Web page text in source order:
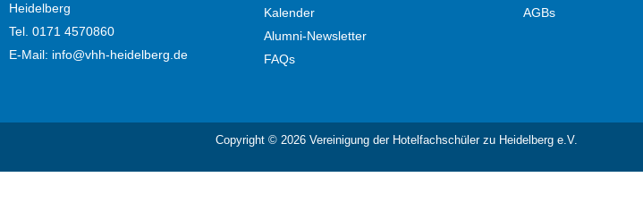
Heidelberg
Tel. 0171 4570860
E-Mail: info@vhh-heidelberg.de
Kalender
Alumni-Newsletter
FAQs
AGBs
Copyright © 2026 Vereinigung der Hotelfachschüler zu Heidelberg e.V.